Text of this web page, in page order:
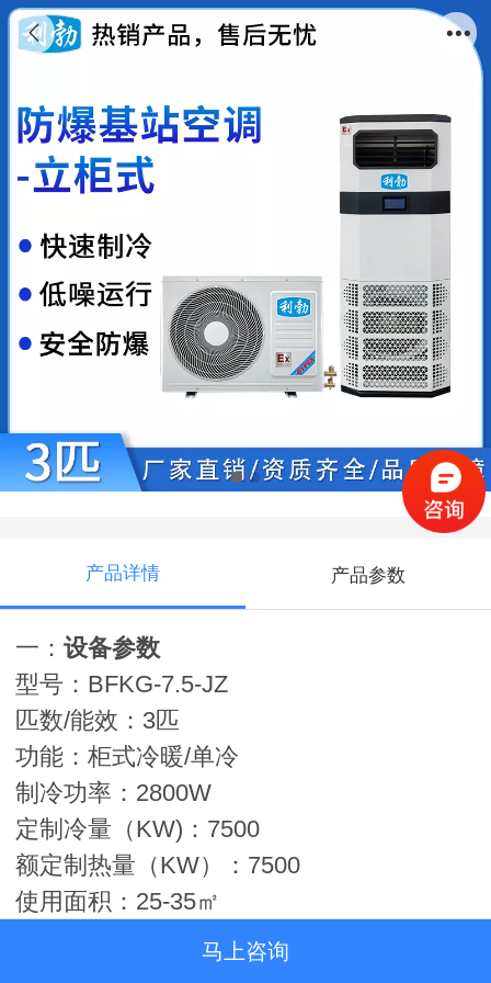
利勃防爆基站空调-3p 监控室 仪器空调
产品详情 产品参数
一： 设备参数
型号：BFKG-7.5-JZ
匹数/能效：3匹
功能：柜式冷暖/单冷
制冷功率：2800W
定制冷量（KW)：7500
额定制热量（KW）：7500
使用面积：25-35㎡
内机噪音：55dB(A)马上咨询